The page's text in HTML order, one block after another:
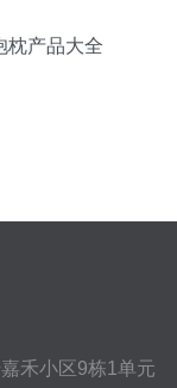
枕产品大全
禾小区9栋1单元